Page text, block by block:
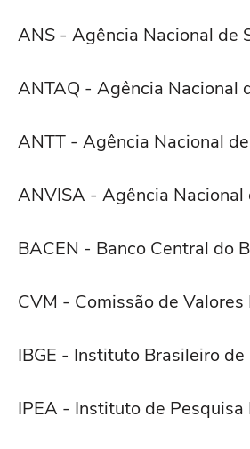
ANS - Agência Nacional de
ANTAQ - Agência Nacional
ANTT - Agência Nacional
ANVISA - Agência
BACEN - Banco Central do
CVM - Comissão de
IBGE - Instituto Brasileiro
IPEA - Instituto de